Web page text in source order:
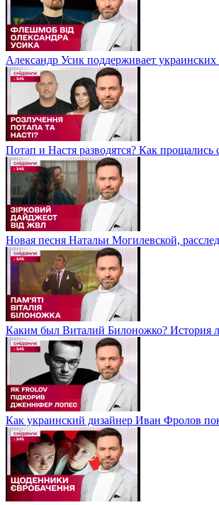
Александр Усик поддерживает
Потап и Настя разводятся? Как
Новая песня Натальи Могилевской,
Каким был Виталий Билоножко? История
Как украинский дизайнер Иван Фролов